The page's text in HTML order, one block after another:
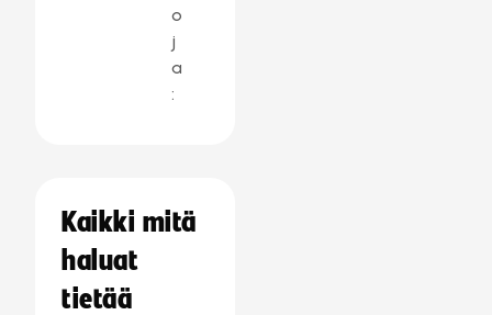
o
j
a
:
Kaikki mitä
haluat
tietää